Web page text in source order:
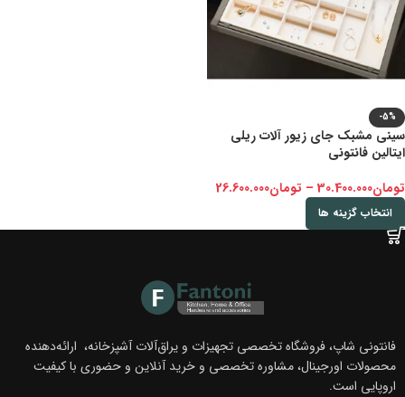
-5%
سینی مشبک جای زیور آلات ریلی
ایتالین فانتونی
تومان30.400.000
– تومان26.600.000
انتخاب گزینه ها
فانتونی شاپ، فروشگاه تخصصی تجهیزات و یراق‌آلات آشپزخانه، ارائه‌دهنده
محصولات اورجینال، مشاوره تخصصی و خرید آنلاین و حضوری با کیفیت
اروپایی است.